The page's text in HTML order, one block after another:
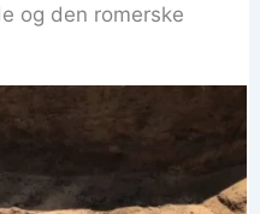
og den romerske